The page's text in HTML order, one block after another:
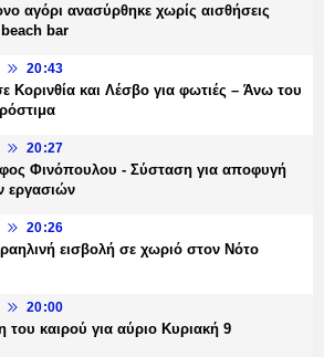
αγόρι ανασύρθηκε χωρίς αισθήσεις
bar
20:43
Κορινθία και Λέσβο για φωτιές – Άνω του
20:27
Φινόπουλου - Σύσταση για αποφυγή
εργασιών
20:26
εισβολή σε χωριό στον Νότο
20:00
καιρού για αύριο Κυριακή 9